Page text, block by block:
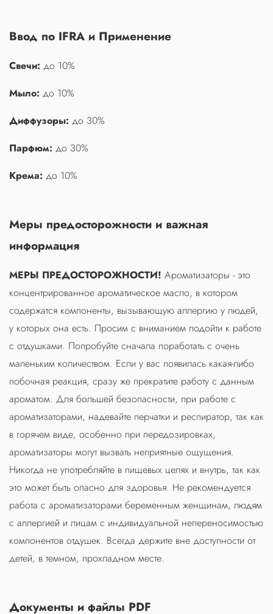
Ввод по IFRA и Применение
Свечи: до 10%
Мыло: до 10%
Диффузоры: до 30%
Парфюм: до 30%
Крема: до 10%
Меры предосторожности и важная
информация
МЕРЫ ПРЕДОСТОРОЖНОСТИ! Ароматизаторы - это
концентрированное ароматическое масло, в котором
содержатся компоненты, вызывающую аллергию у людей,
у которых она есть. Просим с вниманием подойти к работе
с отдушками. Попробуйте сначала поработать с очень
маленьким количеством. Если у вас появилась какая-либо
побочная реакция, сразу же прекратите работу с данным
ароматом. Для большей безопасности, при работе с
ароматизаторами, надевайте перчатки и респиратор, так как
в горячем виде, особенно при передозировках,
ароматизаторы могут вызвать неприятные ощущения.
Никогда не употребляйте в пищевых целях и внутрь, так как
это может быть опасно для здоровья. Не рекомендуется
работа с ароматизаторами беременным женщинам, людям
с аллергией и лицам с индивидуальной непереносимостью
компонентов отдушек. Всегда держите вне доступности от
детей, в темном, прохладном месте.
Документы и файлы PDF